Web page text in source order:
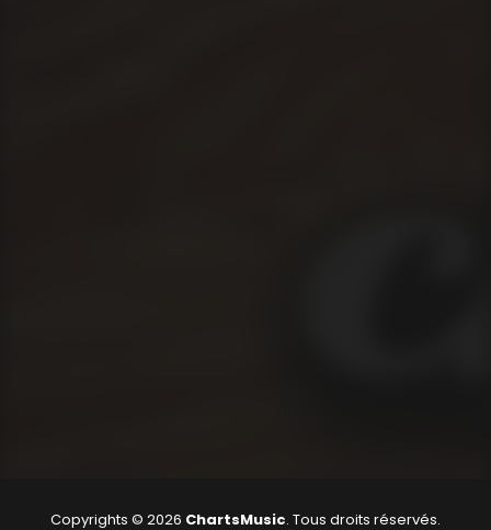
Copyrights © 2026 ChartsMusic. Tous droits réservés.